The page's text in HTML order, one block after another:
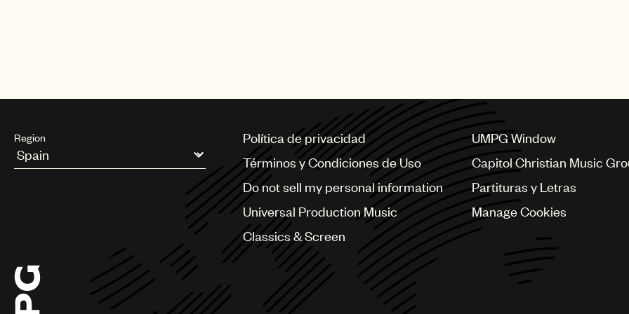
Region
Argentina
Chile
China
Colombia
Política de privacidad
Términos y Condiciones de Uso
Do not sell my personal information
Universal Production Music
Classics & Screen
UMPG Window
Capitol Christian Music
Partituras y Letras
Manage Cookies